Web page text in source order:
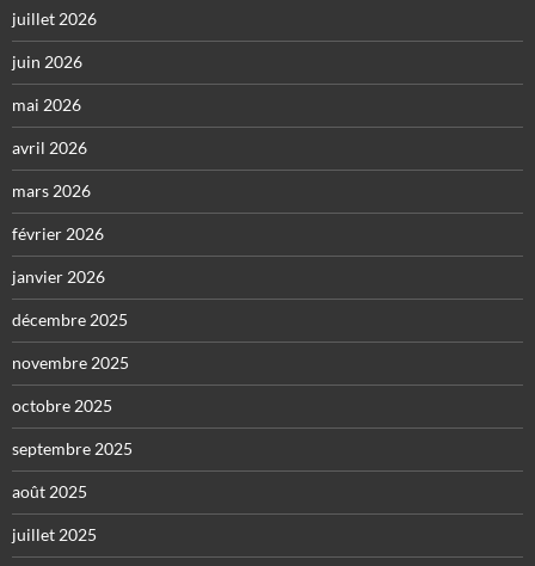
juillet 2026
juin 2026
mai 2026
avril 2026
mars 2026
février 2026
janvier 2026
décembre 2025
novembre 2025
octobre 2025
septembre 2025
août 2025
juillet 2025